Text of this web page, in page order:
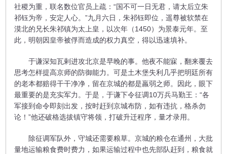
社稷为重，联名数位官员上疏：“国不可一日无君，请太后立朱
祁钰为帝，安定人心。”九月六日，朱祁钰即位，遥尊被软禁在
漠北的兄长朱祁镇为太上皇，以次年（1450）为景泰元年。至
此，明朝因皇帝被俘而造成的权力真空，得以迅速填补。
于谦深知瓦剌进攻北京是早晚的事。他夜不能寐，翻来覆去
思考怎样提高京师的防御能力。可是土木堡失利几乎把明廷所有
的老本都赔得干干净净，留在京城的都是羸弱之师。因此，眼下
最重要的是充实军力。于是，于谦下令征调10万兵马勤王：“各
军接到命令即刻出发，按时赶到京城布防，如有违抗，格杀勿
论！”他还破格选拔镇守将领，打破升迁程序，量才录用。
除征调军队外，守城还需要粮草。京城的粮仓在通州，大批
量地运输粮食费时费力，如果运输过程中也先部队赶到，粮食就